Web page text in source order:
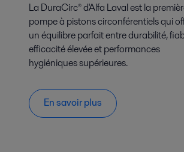
La DuraCirc® d'Alfa Laval est la
pompe à pistons circonférentiels qui
un équilibre parfait entre durabilité,
efficacité élevée et performances
hygiéniques supérieures.
En savoir plus